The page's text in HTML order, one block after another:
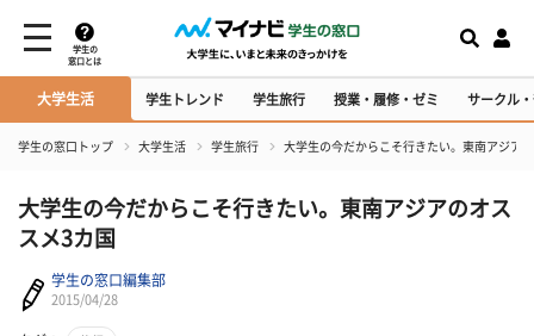
学生の
窓口とは
大学生活 学生トレンド 学生旅行 授業・履修・ゼミ サークル
学生の窓口トップ 大学生活 学生旅行 大学生の今だからこそ行きたい。東南アジア
大学生の今だからこそ行きたい。東南アジアのオス
スメ3カ国
学生の窓口編集部
2015/04/28